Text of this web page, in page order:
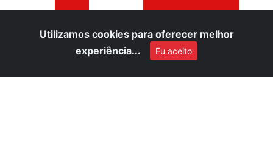
Utilizamos cookies para oferecer melhor
experiência...
Eu aceito